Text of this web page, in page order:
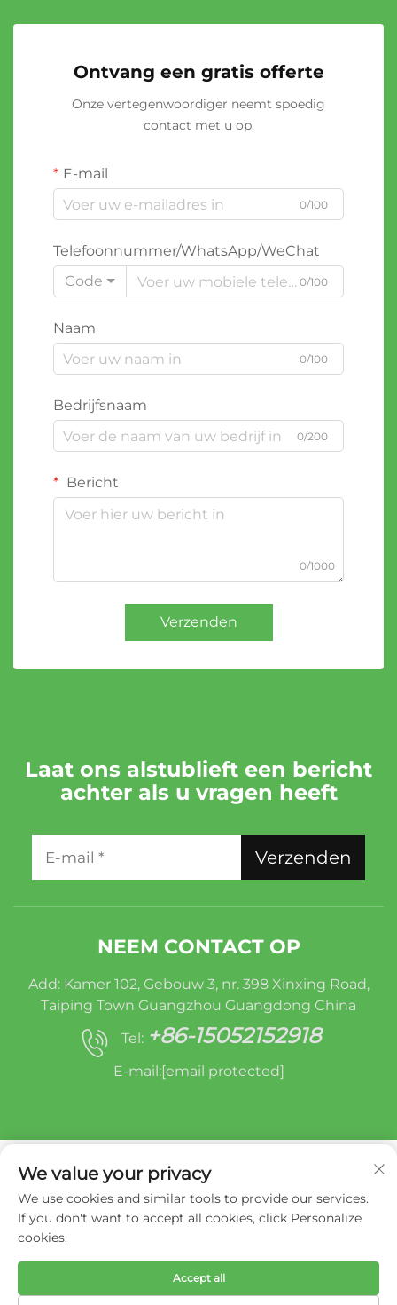
Ontvang een gratis offerte
Onze vertegenwoordiger neemt spoedig
contact met u op.
E-mail
0/100
Telefoonnummer/WhatsApp/WeChat
Code
0/100
Naam
0/100
Bedrijfsnaam
0/200
Bericht
0/1000
Verzenden
Laat ons alstublieft een bericht
achter als u vragen heeft
Verzenden
NEEM CONTACT OP
Add: Kamer 102, Gebouw 3, nr. 398 Xinxing Road,
Taiping Town Guangzhou Guangdong China
Tel: +86-15052152918
E-mail:[email protected]
Copyright © Miracle Oruide (guangzhou) Auto
Parts Remanufacturing Co., Ltd. -
We value your privacy
We use cookies and similar tools to provide our services.
If you don't want to accept all cookies, click Personalize
cookies.
Accept all